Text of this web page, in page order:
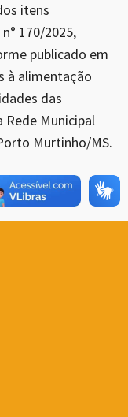
itens
170/2025,
publicado em
à alimentação
das
Rede Municipal
Murtinho/MS.